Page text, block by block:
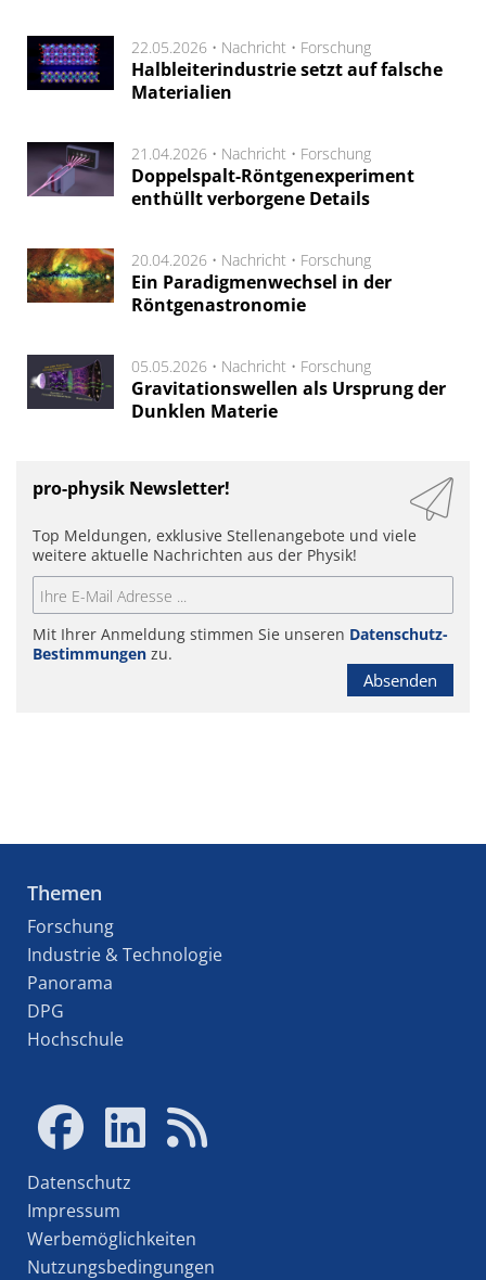
22.05.2026 • Nachricht • Forschung
Halbleiterindustrie setzt auf falsche
Materialien
21.04.2026 • Nachricht • Forschung
Doppelspalt-Röntgenexperiment
enthüllt verborgene Details
20.04.2026 • Nachricht • Forschung
Ein Paradigmenwechsel in der
Röntgenastronomie
05.05.2026 • Nachricht • Forschung
Gravitationswellen als Ursprung der
Dunklen Materie
pro-physik Newsletter!
Top Meldungen, exklusive Stellenangebote und viele
weitere aktuelle Nachrichten aus der Physik!
Mit Ihrer Anmeldung stimmen Sie unseren Datenschutz-
Bestimmungen zu.
Absenden
Themen
Forschung
Industrie & Technologie
Panorama
DPG
Hochschule
Datenschutz
Impressum
Werbemöglichkeiten
Nutzungsbedingungen